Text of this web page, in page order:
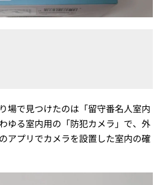
場で見つけたのは「留守番名人室内
ゆる室内用の「防犯カメラ」で、外
アプリでカメラを設置した室内の確